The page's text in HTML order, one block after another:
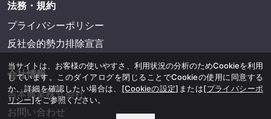
法務・規約
プライバシーポリシー
反社会的勢力排除宣言
会社情報
吉本興業株式会社
お問い合わせ
当サイトは、お客様の使いやすさ、利用状況の分析のためCookieを利用
しています。このダイアログを閉じることでCookieの使用に同意する
か、詳細を確認したい場合は、 [Cookieの設定] または[プライバシーポ
リシー]をご参照ください。